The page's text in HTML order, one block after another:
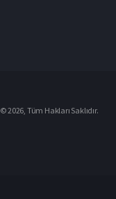
© 2026, Tüm Hakları Saklıdır.